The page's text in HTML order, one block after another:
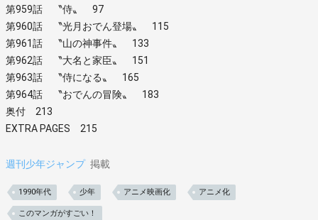
第959話 〝侍〟 97
第960話 〝光月おでん登場〟 115
第961話 〝山の神事件〟 133
第962話 〝大名と家臣〟 151
第963話 〝侍になる〟 165
第964話 〝おでんの冒険〟 183
奥付 213
EXTRA PAGES 215
週刊少年ジャンプ 掲載
1990年代 少年 アニメ映画化 アニメ化
このマンガがすごい！